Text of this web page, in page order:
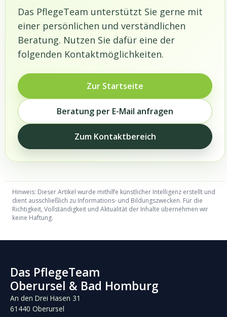
Das PflegeTeam unterstützt Sie gerne mit
einer persönlichen und verständlichen
Beratung. Nutzen Sie dafür eine der
folgenden Kontaktmöglichkeiten.
Zur Startseite
Beratung per E-Mail anfragen
Zum Kontaktbereich
Hinweis: Dieser Artikel wurde mithilfe künstlicher Intelligenz erstellt und
dient ausschließlich zu Informations- und Bildungszwecken. Für die
Richtigkeit, Vollständigkeit und Aktualität der Inhalte übernehmen wir
keine Haftung.
Das PflegeTeam
Oberursel & Bad Homburg
An den Drei Hasen 31
61440 Oberursel